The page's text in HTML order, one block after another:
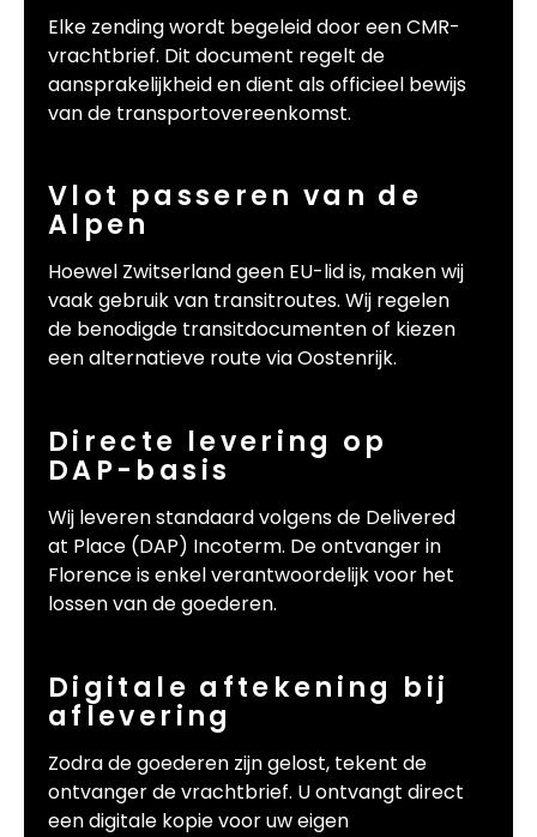
Elke zending wordt begeleid door een CMR-
vrachtbrief. Dit document regelt de
aansprakelijkheid en dient als officieel bewijs
van de transportovereenkomst.
Vlot passeren van de
Alpen
Hoewel Zwitserland geen EU-lid is, maken wij
vaak gebruik van transitroutes. Wij regelen
de benodigde transitdocumenten of kiezen
een alternatieve route via Oostenrijk.
Directe levering op
DAP-basis
Wij leveren standaard volgens de Delivered
at Place (DAP) Incoterm. De ontvanger in
Florence is enkel verantwoordelijk voor het
lossen van de goederen.
Digitale aftekening bij
aflevering
Zodra de goederen zijn gelost, tekent de
ontvanger de vrachtbrief. U ontvangt direct
een digitale kopie voor uw eigen